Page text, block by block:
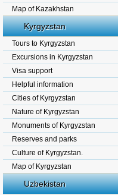
Map of Kazakhstan
Kyrgyzstan
Tours to Kyrgyzstan
Excursions in Kyrgyzstan
Visa support
Helpful information
Cities of Kyrgyzstan
Nature of Kyrgyzstan
Monuments of Kyrgyzstan
Reserves and parks
Culture of Kyrgyzstan.
Map of Kyrgyzstan
Uzbekistan